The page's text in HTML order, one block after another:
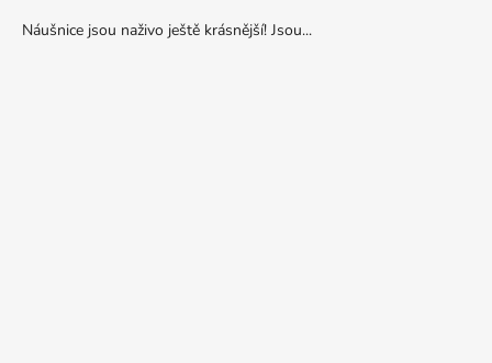
Náušnice jsou naživo ještě krásnější! Jsou...